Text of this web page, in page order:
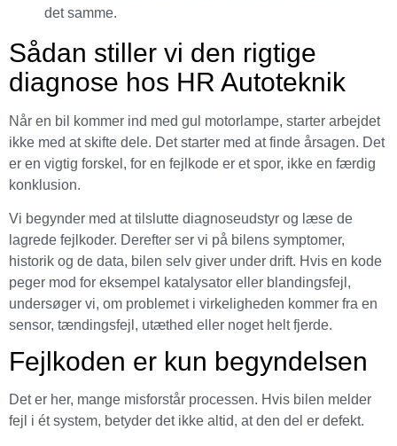
det samme.
Sådan stiller vi den rigtige
diagnose hos HR Autoteknik
Når en bil kommer ind med gul motorlampe, starter arbejdet
ikke med at skifte dele. Det starter med at finde årsagen. Det
er en vigtig forskel, for en fejlkode er et spor, ikke en færdig
konklusion.
Vi begynder med at tilslutte diagnoseudstyr og læse de
lagrede fejlkoder. Derefter ser vi på bilens symptomer,
historik og de data, bilen selv giver under drift. Hvis en kode
peger mod for eksempel katalysator eller blandingsfejl,
undersøger vi, om problemet i virkeligheden kommer fra en
sensor, tændingsfejl, utæthed eller noget helt fjerde.
Fejlkoden er kun begyndelsen
Det er her, mange misforstår processen. Hvis bilen melder
fejl i ét system, betyder det ikke altid, at den del er defekt.